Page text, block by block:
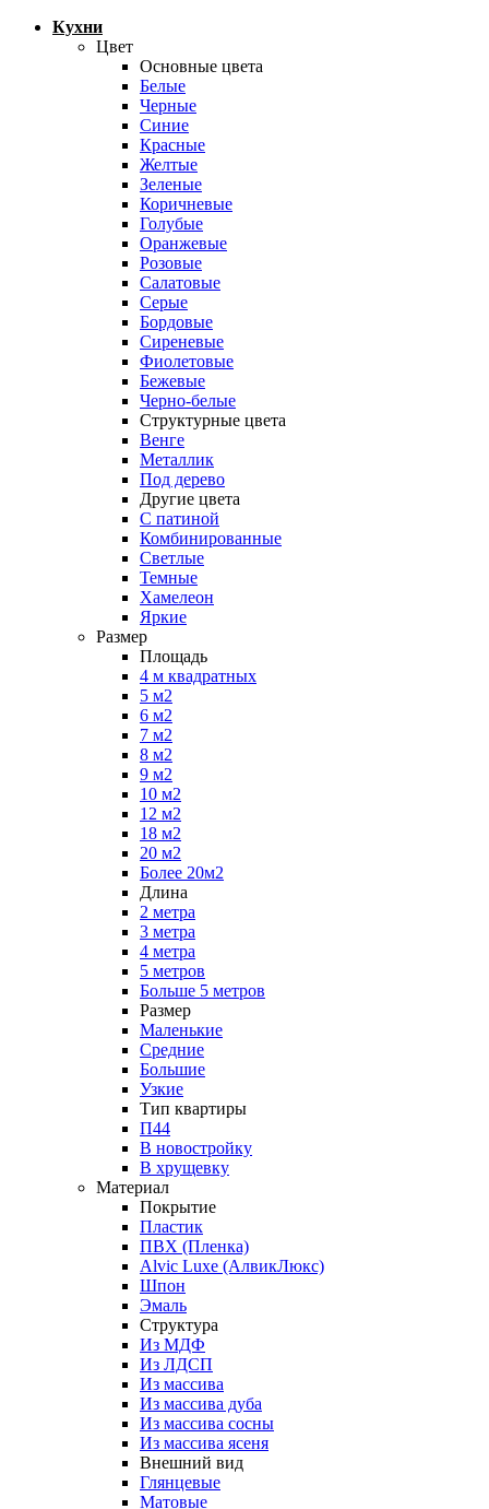
Кухни
Цвет
Основные цвета
Белые
Черные
Синие
Красные
Желтые
Зеленые
Коричневые
Голубые
Оранжевые
Розовые
Салатовые
Серые
Бордовые
Сиреневые
Фиолетовые
Бежевые
Черно-белые
Структурные цвета
Венге
Металлик
Под дерево
Другие цвета
С патиной
Комбинированные
Светлые
Темные
Хамелеон
Яркие
Размер
Площадь
4 м квадратных
5 м2
6 м2
7 м2
8 м2
9 м2
10 м2
12 м2
18 м2
20 м2
Более 20м2
Длина
2 метра
3 метра
4 метра
5 метров
Больше 5 метров
Размер
Маленькие
Средние
Большие
Узкие
Тип квартиры
П44
В новостройку
В хрущевку
Материал
Покрытие
Пластик
ПВХ (Пленка)
Alvic Luxe (АлвикЛюкс)
Шпон
Эмаль
Структура
Из МДФ
Из ЛДСП
Из массива
Из массива дуба
Из массива сосны
Из массива ясеня
Внешний вид
Глянцевые
Матовые